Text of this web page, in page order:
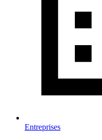
Entreprises